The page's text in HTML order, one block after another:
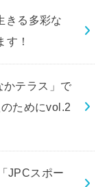
きる多彩な
！
テラス」で
ためにvol.2
JPCスポー